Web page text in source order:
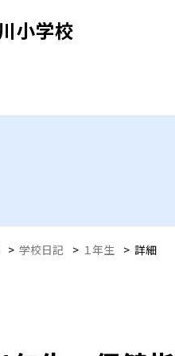
小学校
> 学校日記 > １年生 > 詳細